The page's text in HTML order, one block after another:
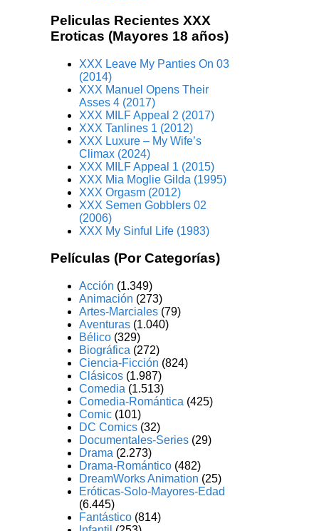
Peliculas Recientes XXX
Eroticas (Mayores 18 años)
XXX Leave My Panties On 03
(2014)
XXX Manuel Opens Their
Asses 4 (2017)
XXX MILF Appeal 2 (2017)
XXX Tanlines 1 (2012)
XXX Luxure – My Wife’s
Climax (2024)
XXX MILF Appeal 1 (2015)
XXX Mia Moglie Gilda (1995)
XXX Orgasm (2012)
XXX Semen Gobblers 02
(2006)
XXX My Sinful Life (1983)
Películas (Por Categorías)
Acción (1.349)
Animación (273)
Artes-Marciales (79)
Aventuras (1.040)
Bélico (329)
Biográfica (272)
Ciencia-Ficción (824)
Clásicos (1.987)
Comedia (1.513)
Comedia-Romántica (425)
Comic (101)
DC Comics (32)
Documentales-Series (29)
Drama (2.273)
Drama-Romántico (482)
DreamWorks Animation (25)
Eróticas-Solo-Mayores-Edad
(6.445)
Fantástico (814)